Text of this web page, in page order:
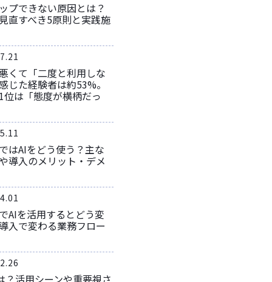
プできない原因とは？
直すべき5原則と実践施
くて「二度と利用しな
じた経験者は約53%。
位は「態度が横柄だっ
はAIをどう使う？主な
導入のメリット・デメ
AIを活用するとどう変
入で変わる業務フロー
？活用シーンや重要視さ